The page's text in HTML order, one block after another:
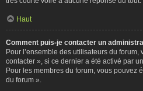
Haut
Comment puis-je contacter un
Pour l’ensemble des utilisateurs du
contacter », si ce dernier a été activé par
Pour les membres du forum, vous pouvez
du forum ».